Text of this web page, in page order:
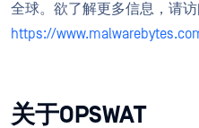
全球。欲了解更多信息，请访
https://
关于OPSWAT